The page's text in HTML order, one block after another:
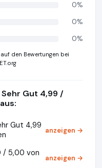
0%
0%
0%
den Bewertungen bei
Gut 4,99 /
Gut 4,99 anzeigen →
/ 5,00 von
anzeigen →